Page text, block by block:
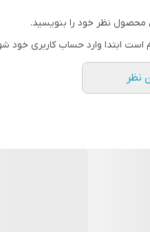
محصول نظر خود را بنویسید.
است ابتدا وارد حساب کاربری خود
نظر